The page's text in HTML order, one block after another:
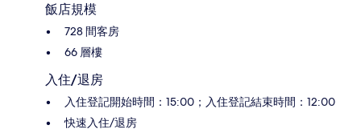
飯店規模
728 間客房
66 層樓
入住/退房
入住登記開始時間：15:00；入住登記結束時間：12:00
快速入住/退房